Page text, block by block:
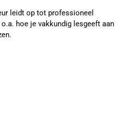
leidt op tot professioneel
hoe je vakkundig lesgeeft aan